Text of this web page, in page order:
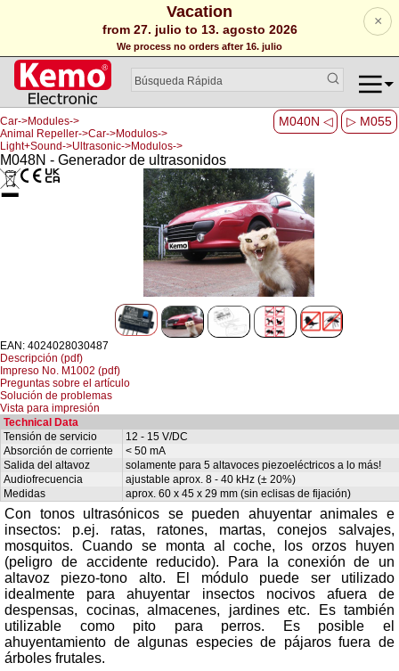
Vacation
from 27. julio to 13. agosto 2026
We process no orders after 16. julio
×
M040N ◁ ▷ M055
Car->Modules->
Animal Repeller->Car->Modulos->
Light+Sound->Ultrasonic->Modulos->
M048N - Generador de ultrasonidos
EAN: 4024028030487
Descripción (pdf)
Impreso No. M1002 (pdf)
Preguntas sobre el artículo
Solución de problemas
Vista para impresión
Technical Data
Tensión de servicio
12 - 15 V/DC
Absorción de corriente
< 50 mA
Salida del altavoz
solamente para 5 altavoces piezoeléctricos a lo más!
Audiofrecuencia
ajustable aprox. 8 - 40 kHz (± 20%)
Medidas
aprox. 60 x 45 x 29 mm (sin eclisas de fijación)
Con tonos ultrasónicos se pueden ahuyentar animales e
insectos: p.ej. ratas, ratones, martas, conejos salvajes,
mosquitos. Cuando se monta al coche, los orzos huyen
(peligro de accidente reducido). Para la conexión de un
altavoz piezo-tono alto. El módulo puede ser utilizado
idealmente para ahuyentar insectos nocivos afuera de
despensas, cocinas, almacenes, jardines etc. Es también
utilizable como pito para perros. Es posible el
ahuyentamiento de algunas especies de pájaros fuera de
árboles frutales.